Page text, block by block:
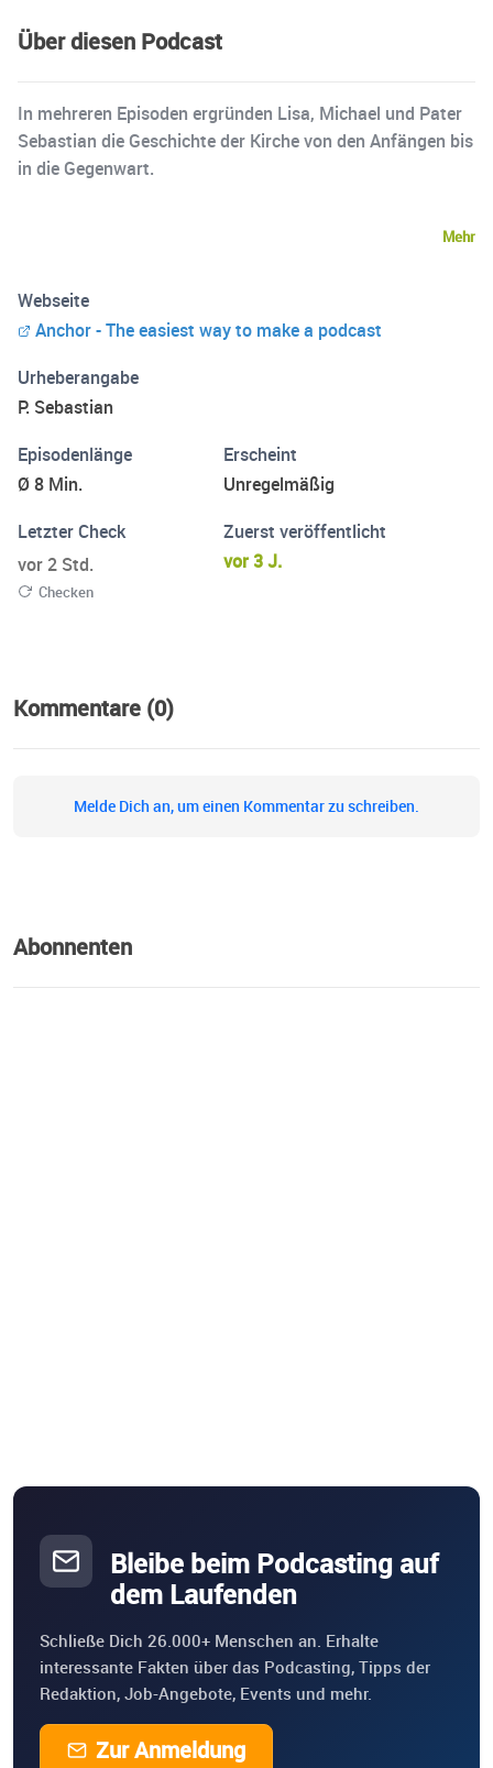
Über diesen Podcast
In mehreren Episoden ergründen Lisa, Michael und Pater
Sebastian die Geschichte der Kirche von den Anfängen bis
in die Gegenwart.
Mehr
Webseite
Anchor - The easiest way to make a podcast
Urheberangabe
P. Sebastian
Episodenlänge
Ø 8 Min.
Erscheint
Unregelmäßig
Letzter Check
vor 2 Std.
Checken
Zuerst veröffentlicht
vor 3 J.
Kommentare (0)
Melde Dich an, um einen Kommentar zu schreiben.
Abonnenten
Bleibe beim Podcasting auf
dem Laufenden
Schließe Dich 26.000+ Menschen an. Erhalte
interessante Fakten über das Podcasting, Tipps der
Redaktion, Job-Angebote, Events und mehr.
Zur Anmeldung